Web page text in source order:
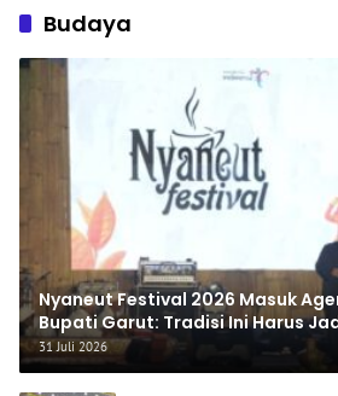
Budaya
Nyaneut Festival 2026 Masuk
Bupati Garut: Tradisi Ini Harus
Daerah
31 Juli 2026